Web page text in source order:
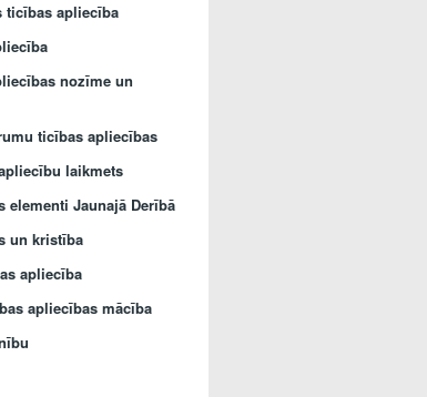
ticības apliecība
nozīme un
ticības apliecības
laikmets
elementi Jaunajā Derībā
un kristība
apliecība
apliecības mācība